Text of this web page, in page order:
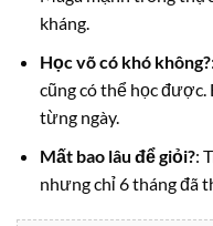
kháng.
Học võ có khó không?
cũng có thể học
từng ngày.
Mất bao lâu để giỏi?:
nhưng chỉ 6 tháng đã